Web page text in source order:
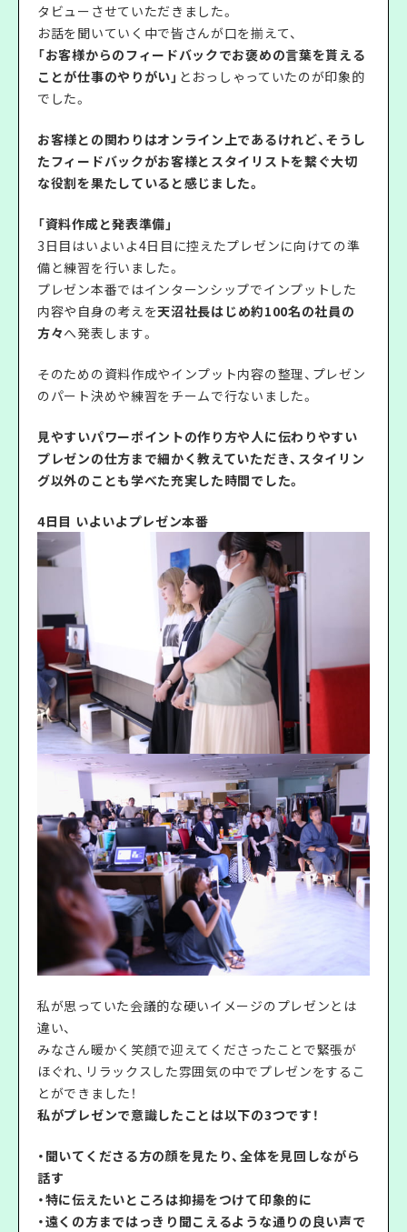
タビューさせていただきました。
お話を聞いていく中で皆さんが口を揃えて、
「お客様からのフィードバックでお褒めの言葉を貰える
ことが仕事のやりがい」 とおっしゃっていたのが印象的
でした。
お客様との関わりはオンライン上であるけれど、そうし
たフィードバックがお客様とスタイリストを繋ぐ大切
な役割を果たしていると感じました。
「資料作成と発表準備」
3日目はいよいよ4日目に控えたプレゼンに向けての準
備と練習を行いました。
プレゼン本番ではインターンシップでインプットした
内容や自身の考えを天沼社長はじめ約100名の社員の
方々へ発表します。
そのための資料作成やインプット内容の整理、プレゼン
のパート決めや練習をチームで行ないました。
見やすいパワーポイントの作り方や人に伝わりやすい
プレゼンの仕方まで細かく教えていただき、スタイリン
グ以外のことも学べた充実した時間でした。
4日目 いよいよプレゼン本番
私が思っていた会議的な硬いイメージのプレゼンとは
違い、
みなさん暖かく笑顔で迎えてくださったことで緊張が
ほぐれ、リラックスした雰囲気の中でプレゼンをするこ
とができました！
私がプレゼンで意識したことは以下の3つです！
・聞いてくださる方の顔を見たり、全体を見回しながら
話す
・特に伝えたいところは抑揚をつけて印象的に
・遠くの方まではっきり聞こえるような通りの良い声で